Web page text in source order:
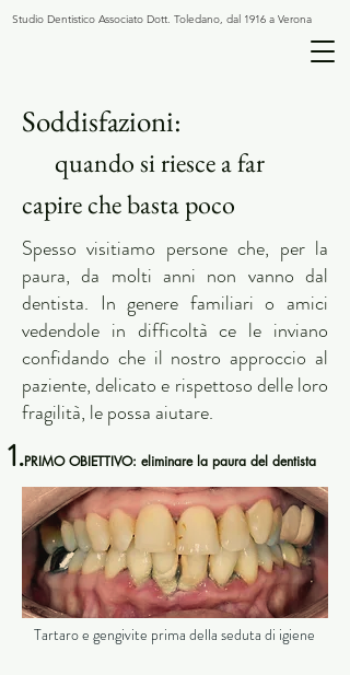
Studio Dentistico Associato Dott. Toledano, dal 1916 a Verona
Soddisfazioni:
quando siriesce afar
capire che basta poco
Spesso visitiamo persone che, per la
paura, da molti anni non vanno dal
dentista. In genere familiari o amici
vedendole in difficoltà ce le inviano
confidando che il nostro approccio al
paziente, delicato e rispettoso delle loro
fragilità, le possa aiutare.
1.PRIMO OBIETTIVO: eliminare la paura del dentista
Tartaro e gengivite prima della seduta di igiene